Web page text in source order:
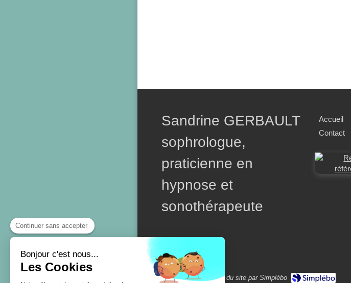
Sandrine GERBAULT
sophrologue,
praticienne en
hypnose et
sonothérapeute
Accueil
Contact
Création et référencement du site par Simplébo
Continuer sans accepter
Bonjour c'est nous...
Les Cookies